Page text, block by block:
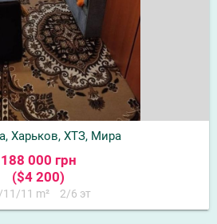
Харьков, ХТЗ, Мира
188 000 грн
($4 200)
11 m² 2/6 эт